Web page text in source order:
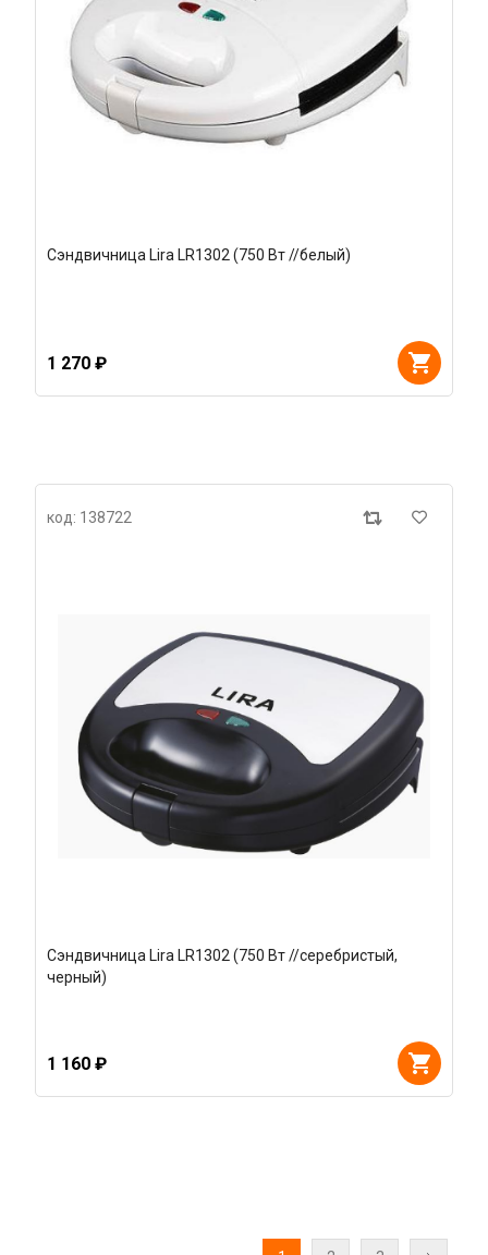
Сэндвичница Lira LR1302 (750 Вт //белый)
1 270 ₽
код: 138722
Сэндвичница Lira LR1302 (750 Вт //серебристый,
черный)
1 160 ₽